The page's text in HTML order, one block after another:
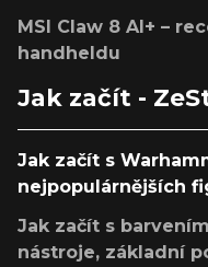
MSI Claw 8 AI+ –
handheldu
Jak začít -
Jak začít s
nejpopulárnějších
Jak začít s
nástroje, základní